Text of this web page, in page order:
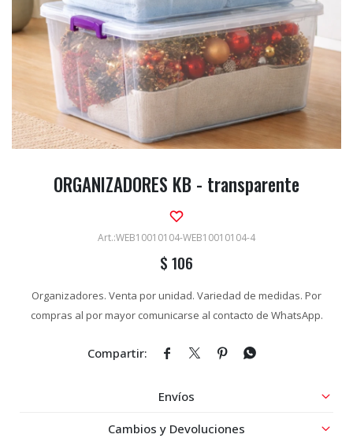
ORGANIZADORES KB - transparente
WEB10010104-WEB10010104-4
$ 106
Organizadores. Venta por unidad. Variedad de medidas. Por
compras al por mayor comunicarse al contacto de WhatsApp.
   
Envíos
Cambios y Devoluciones